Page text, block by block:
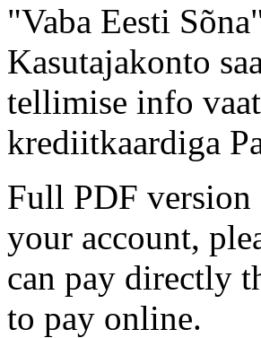
"Vaba Eesti
Kasutajakonto
tellimise info
krediitkaardiga
Full PDF version
your account,
can pay directly
to pay online.